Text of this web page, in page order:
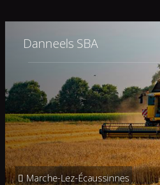
Danneels SBA
Marche-Lez-Écaussinnes